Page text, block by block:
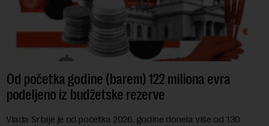
Od početka godine (barem) 122 miliona evra
podeljeno iz budžetske rezerve
Vlada Srbije je od početka 2026. godine donela više od 130